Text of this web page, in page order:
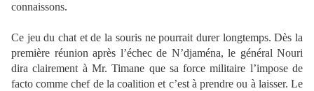
connaissons.
Ce jeu du chat et de la souris ne pourrait durer longtemps. Dès la
première réunion après l’échec de N’djaména, le général Nouri
dira clairement à Mr. Timane que sa force militaire l’impose de
facto comme chef de la coalition et c’est à prendre ou à laisser. Le